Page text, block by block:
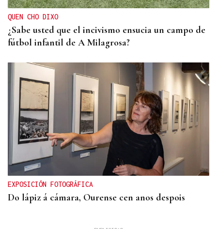
QUEN CHO DIXO
¿Sabe usted que el incivismo ensucia un campo de
fútbol infantil de A Milagrosa?
EXPOSICIÓN FOTOGRÁFICA
Do lápiz á cámara, Ourense cen anos despois